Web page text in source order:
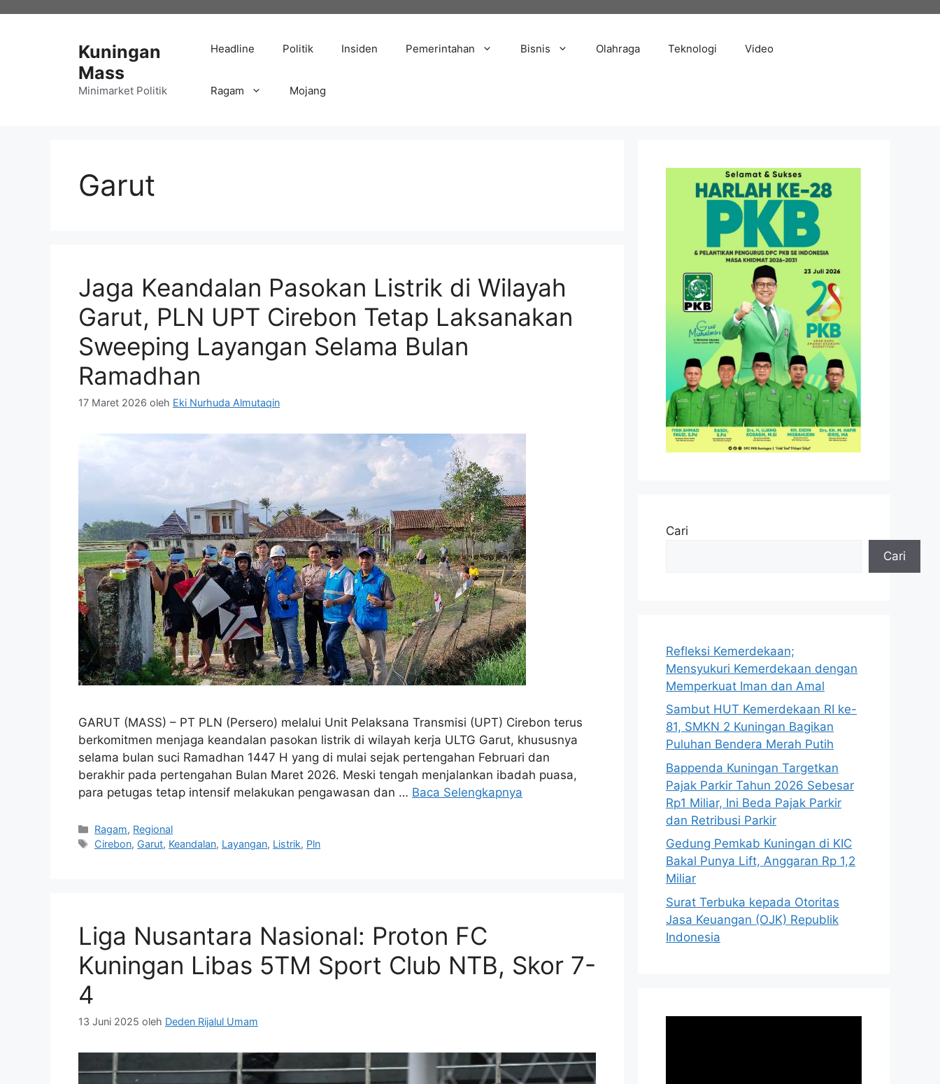
Kuningan
Mass
Minimarket Politik
Headline Politik Insiden Pemerintahan Bisnis Olahraga Teknologi Video
Ragam Mojang
Garut
Jaga Keandalan Pasokan Listrik di Wilayah
Garut, PLN UPT Cirebon Tetap Laksanakan
Sweeping Layangan Selama Bulan
Ramadhan
17 Maret 2026 oleh Eki Nurhuda Almutaqin
GARUT (MASS) – PT PLN (Persero) melalui Unit Pelaksana Transmisi (UPT) Cirebon terus
berkomitmen menjaga keandalan pasokan listrik di wilayah kerja ULTG Garut, khususnya
selama bulan suci Ramadhan 1447 H yang di mulai sejak pertengahan Februari dan
berakhir pada pertengahan Bulan Maret 2026. Meski tengah menjalankan ibadah puasa,
para petugas tetap intensif melakukan pengawasan dan … Baca Selengkapnya
Kategori
Ragam, Regional
Tag
Cirebon, Garut, Keandalan, Layangan, Listrik, Pln
Liga Nusantara Nasional: Proton FC
Kuningan Libas 5TM Sport Club NTB, Skor 7-
4
13 Juni 2025 oleh Deden Rijalul Umam
Cari
Cari
Refleksi Kemerdekaan;
Mensyukuri Kemerdekaan dengan
Memperkuat Iman dan Amal
Sambut HUT Kemerdekaan RI ke-
81, SMKN 2 Kuningan Bagikan
Puluhan Bendera Merah Putih
Bappenda Kuningan Targetkan
Pajak Parkir Tahun 2026 Sebesar
Rp1 Miliar, Ini Beda Pajak Parkir
dan Retribusi Parkir
Gedung Pemkab Kuningan di KIC
Bakal Punya Lift, Anggaran Rp 1,2
Miliar
Surat Terbuka kepada Otoritas
Jasa Keuangan (OJK) Republik
Indonesia